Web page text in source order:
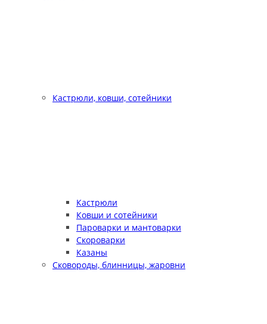
Кастрюли, ковши, сотейники
Кастрюли
Ковши и сотейники
Пароварки и мантоварки
Скороварки
Казаны
Сковороды, блинницы, жаровни